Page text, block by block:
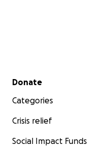
Secondary menu
Donate
Categories
Crisis relief
Social Impact Funds